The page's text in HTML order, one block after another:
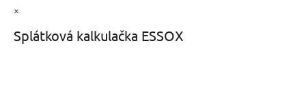
×
Splátková kalkulačka ESSOX